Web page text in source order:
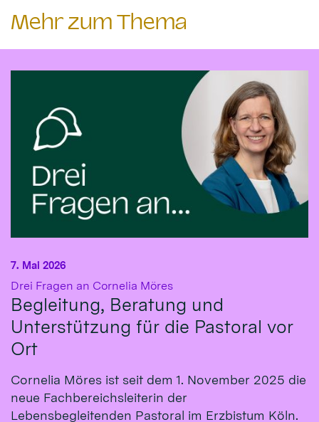
Mehr zum Thema
Drei Fragen an Cornelia Möres:
Begleitung, Beratung und
Unterstützung für die Pastoral vor
Ort
7. Mai 2026
Cornelia Möres ist seit dem 1. November 2025 die
neue Fachbereichsleiterin der
Lebensbegleitenden Pastoral im Erzbistum Köln.